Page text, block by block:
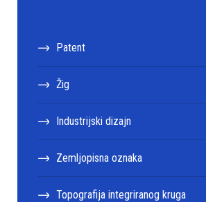
Patent
Žig
Industrijski dizajn
Zemljopisna oznaka
Topografija integriranog kruga